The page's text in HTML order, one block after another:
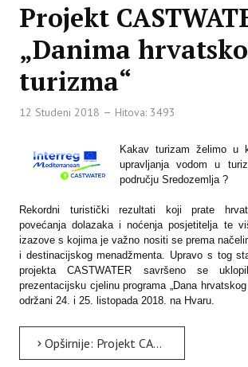
Projekt
„Danima
turizma“
12 Studeni 2018 Hitova: 3493
Kakav turizam želimo u
upravljanja vodom u
području Sredozemlja ?
Rekordni turistički rezultati koji prate
povećanja dolazaka i noćenja posjetitelja te
izazove s kojima je važno nositi se prema
i destinacijskog menadžmenta. Upravo s tog
projekta CASTWATER savršeno se
prezentacijsku cjelinu programa „Dana
održani 24. i 25. listopada 2018. na Hvaru.
Opširnije: Projekt CASTWATER na „Danima hrvatskog turizma“